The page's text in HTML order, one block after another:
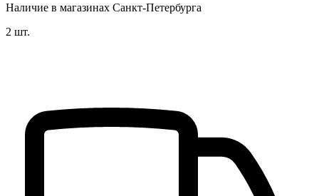
Наличие в магазинах Санкт-Петербурга
2 шт.